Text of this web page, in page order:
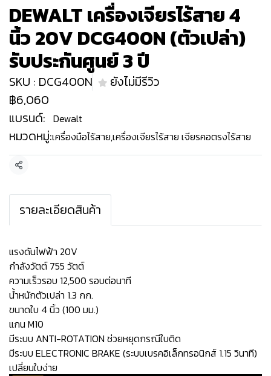
DEWALT เครื่องเจียรไร้สาย 4
นิ้ว 20V DCG400N (ตัวเปล่า)
รับประกันศูนย์ 3 ปี
SKU : DCG400N
ยังไม่มีรีวิว
฿6,060
แบรนด์: Dewalt
หมวดหมู่:เครื่องมือไร้สาย,เครื่องเจียรไร้สาย เจียรคอตรงไร้สาย
แชร์
รายละเอียดสินค้า
แรงดันไฟฟ้า 20V
กำลังวัตต์ 755 วัตต์
ความเร็วรอบ 12,500 รอบต่อนาที
น้ำหนักตัวเปล่า 1.3 กก.
ขนาดใบ 4 นิ้ว (100 มม.)
แกน M10
มีระบบ ANTI-ROTATION ช่วยหยุดกรณีใบติด
มีระบบ ELECTRONIC BRAKE (ระบบเบรคอิเล็กทรอนิกส์ 1.15 วินาที)
เปลี่ยนใบง่าย